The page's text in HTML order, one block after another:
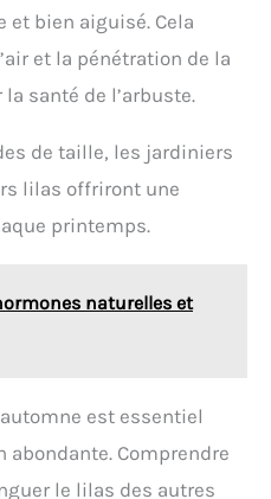
et bien aiguisé. Cela
et la pénétration de la
santé de l’arbuste.
de taille, les jardiniers
lilas offriront une
printemps.
naturelles et
est essentiel
Comprendre
le lilas des autres